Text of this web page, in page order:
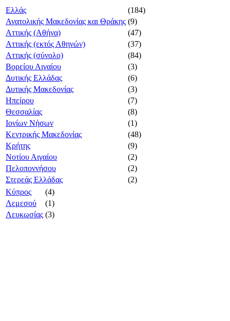
Ελλάς
(184)
Ανατολικής Μακεδονίας και Θράκης (9)
Αττικής (Αθήνα)
(47)
Αττικής (εκτός Αθηνών)
(37)
Αττικής (σύνολο)
(84)
Βορείου Αιγαίου
(3)
Δυτικής Ελλάδας
(6)
Δυτικής Μακεδονίας
(3)
Ηπείρου
(7)
Θεσσαλίας
(8)
Ιονίων Νήσων
(1)
Κεντρικής Μακεδονίας
(48)
Κρήτης
(9)
Νοτίου Αιγαίου
(2)
Πελοποννήσου
(2)
Στερεάς Ελλάδας
(2)
Κύπρος
(4)
Λεμεσού
(1)
Λευκωσίας (3)